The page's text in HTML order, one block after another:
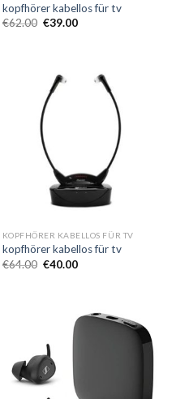
kopfhörer kabellos für tv
€62.00 €39.00
KOPFHÖRER KABELLOS FÜR TV
kopfhörer kabellos für tv
€64.00 €40.00